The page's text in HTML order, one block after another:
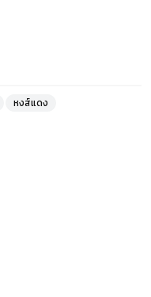
หงส์แดง